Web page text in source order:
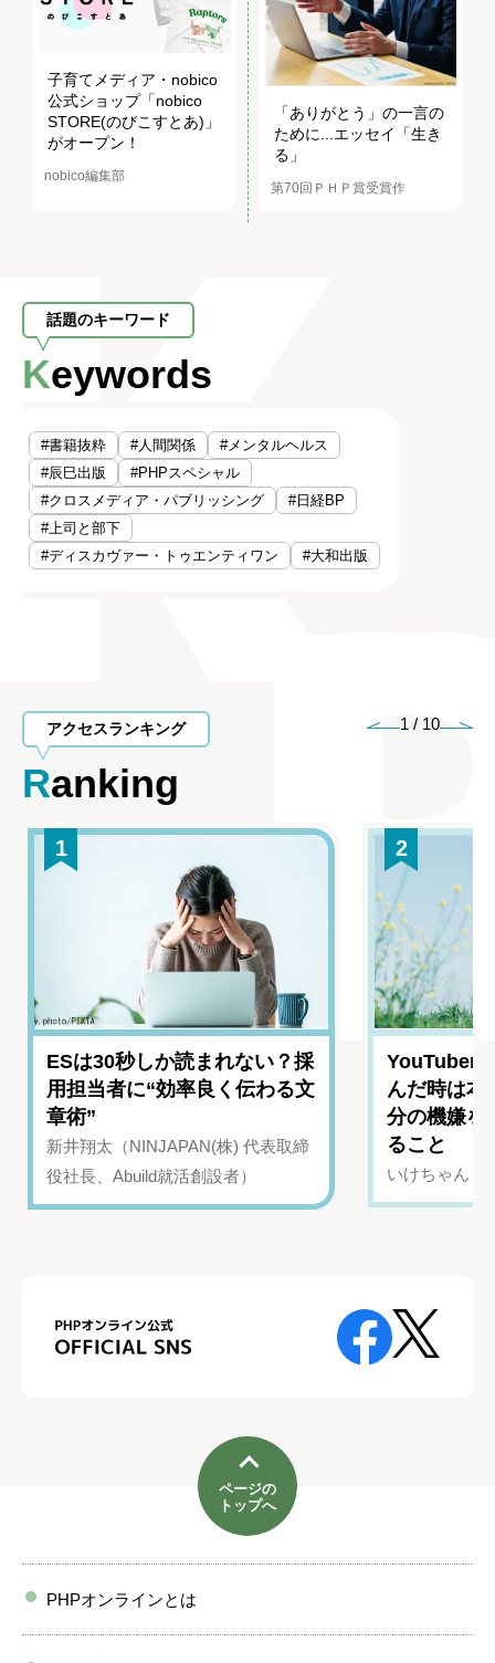
子育てメディア・nobico
公式ショップ「nobico
STORE(のびこすとあ)」
がオープン！
nobico編集部
「ありがとう」の一言の
ために...エッセイ「生き
る」
第70回ＰＨＰ賞受賞作
話題のキーワード
Keywords
#書籍抜粋 #人間関係
#メンタルヘルス
#辰巳出版
#PHPスペシャル
#クロスメディア・パブリッシング
#日経BP
#上司と部下
#ディスカヴァー・トゥエンティワン
#大和出版
アクセスランキング
Ranking
1 / 10
1
ESは30秒しか読まれない？採
用担当者に“効率良く伝わる文
章術”
新井翔太（NINJAPAN(株) 代表取締
役社長、Abuild就活創設者）
2
YouTuber
んだ時は
分の機嫌を
ること
いけちゃん（
ページの
トップへ
PHPオンラインとは